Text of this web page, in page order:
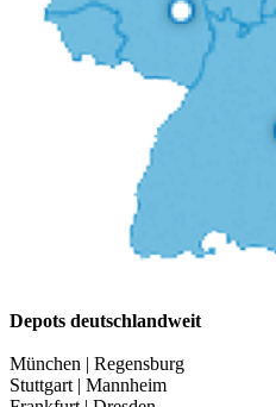
Depots deutschlandweit
München | Regensburg
Stuttgart | Mannheim